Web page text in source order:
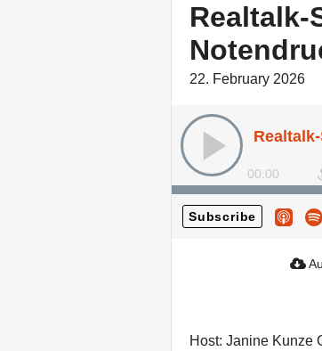
Realtalk-
22. February 2026
00:00
Subscribe
Host: Janine Kunze